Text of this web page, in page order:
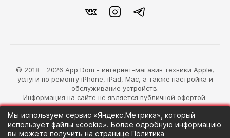
© 2018 - 2026 App Dom - интернет-магазин техники Apple,
услуги по ремонту iPhone, iPad, Mac, а также настройка и
обслуживание устройств.
Информация на сайте не является публичной офертой.
разработка магазина
Синий Лев
Мы используем сервис «Яндекс.Метрика», который
использует файлы «cookie». Более одробную информацию
вы можете получить на странице Политика